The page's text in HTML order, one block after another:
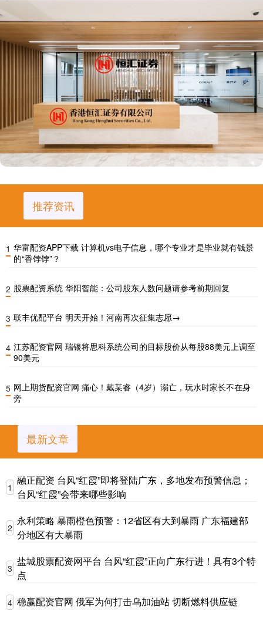
推荐资讯
1 华富配资APP下载 计算机vs电子信息，哪个专业才是毕业就有钱景
的“香饽饽”？
2 股票配资系统 华阳智能：公司股东人数问题请参考前期回复
3 联丰优配平台 明天开始！河南再次征集志愿→
4 江苏配资官网 瑞银将思科系统公司的目标股价从每股88美元上调至
90美元
5 网上期货配资官网 痛心！戴某睿（4岁）溺亡，玩水时家长不在身
旁
最新文章
1
融正配资 台风“红霞”即将登陆广东，多地发布预警信息；
台风“红霞”会带来哪些影响
2
永利策略 暴雨橙色预警：12省区有大到暴雨 广东福建部
分地区有大暴雨
3
盐城股票配资网平台 台风“红霞”正向广东行进！具有3个特
点
4 稳赢配资官网 俄军为何打击乌加油站 切断燃料供应链